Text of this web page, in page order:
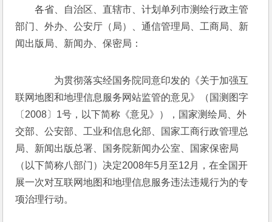
各省、自治区、直辖市、计划单列市测绘行政主管
部门、外办、公安厅（局）、通信管理局、工商局、新
闻出版局、新闻办、保密局：
为贯彻落实经国务院同意印发的《关于加强互
联网地图和地理信息服务网站监管的意见》（国测图字
〔2008〕1号，以下简称《意见》），国家测绘局、外
交部、公安部、工业和信息化部、国家工商行政管理总
局、新闻出版总署、国务院新闻办公室、国家保密局
（以下简称八部门）决定2008年5月至12月，在全国开
展一次对互联网地图和地理信息服务违法违规行为的专
项治理行动。